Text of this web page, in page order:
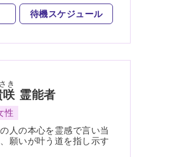
魂抜 霊符
待機スケジュール
咲
き
霊能者
性
人の本心を霊感で言い当
願いが叶う道を指し示す